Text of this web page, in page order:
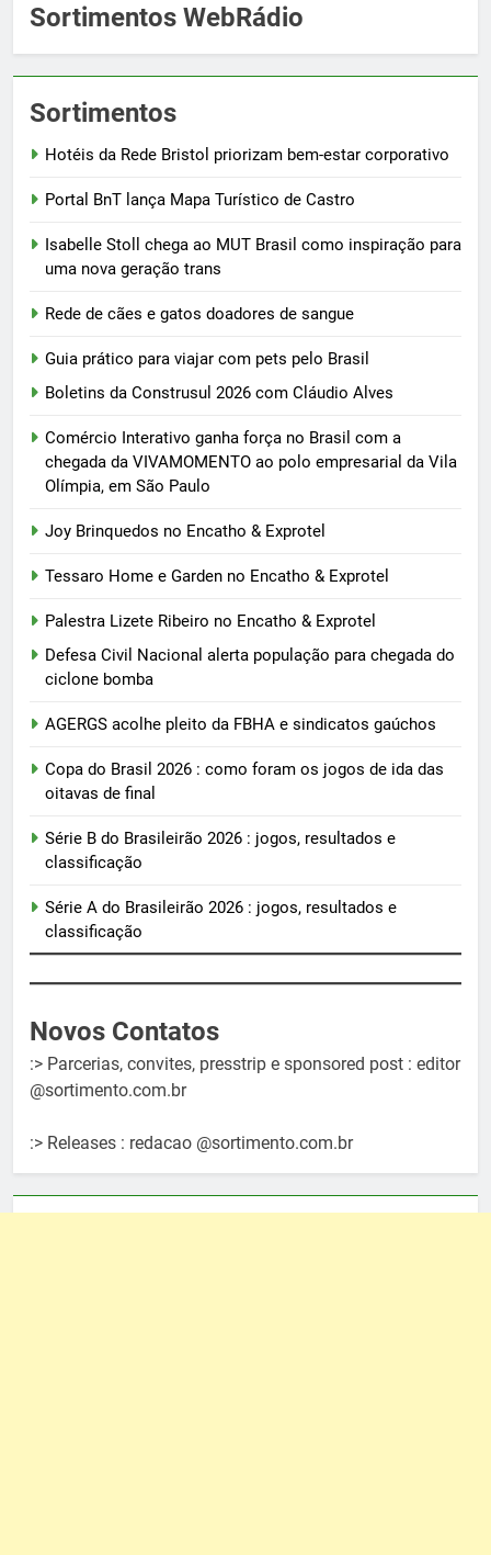
Sortimentos WebRádio
Sortimentos
Hotéis da Rede Bristol priorizam bem-estar corporativo
Portal BnT lança Mapa Turístico de Castro
Isabelle Stoll chega ao MUT Brasil como inspiração para
uma nova geração trans
Rede de cães e gatos doadores de sangue
Guia prático para viajar com pets pelo Brasil
Boletins da Construsul 2026 com Cláudio Alves
Comércio Interativo ganha força no Brasil com a
chegada da VIVAMOMENTO ao polo empresarial da Vila
Olímpia, em São Paulo
Joy Brinquedos no Encatho & Exprotel
Tessaro Home e Garden no Encatho & Exprotel
Palestra Lizete Ribeiro no Encatho & Exprotel
Defesa Civil Nacional alerta população para chegada do
ciclone bomba
AGERGS acolhe pleito da FBHA e sindicatos gaúchos
Copa do Brasil 2026 : como foram os jogos de ida das
oitavas de final
Série B do Brasileirão 2026 : jogos, resultados e
classificação
Série A do Brasileirão 2026 : jogos, resultados e
classificação
Novos Contatos
:> Parcerias, convites, presstrip e sponsored post : editor
@sortimento.com.br
:> Releases : redacao @sortimento.com.br